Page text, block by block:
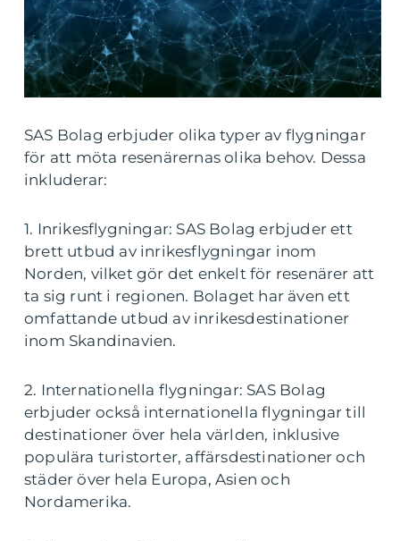
SAS Bolag erbjuder olika typer av flygningar
för att möta resenärernas olika behov. Dessa
inkluderar:
1. Inrikesflygningar: SAS Bolag erbjuder ett
brett utbud av inrikesflygningar inom
Norden, vilket gör det enkelt för resenärer att
ta sig runt i regionen. Bolaget har även ett
omfattande utbud av inrikesdestinationer
inom Skandinavien.
2. Internationella flygningar: SAS Bolag
erbjuder också internationella flygningar till
destinationer över hela världen, inklusive
populära turistorter, affärsdestinationer och
städer över hela Europa, Asien och
Nordamerika.